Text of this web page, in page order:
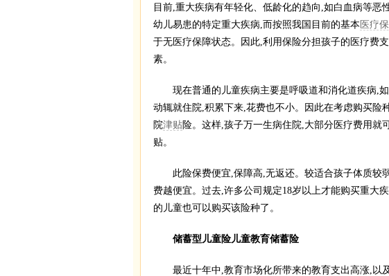
目前,重大疾病有年轻化、低龄化的趋向,如白血病等
幼儿易患的特定重大疾病,而按照我国目前的基本 医疗
于无医疗保障状态。因此,利用保险分担孩子的医疗费
素。
现在普通的儿童疾病主要是呼吸道和消化道疾病,如
动辄就住院,积累下来,花费也不小。因此在考虑购买险
院津贴险。这样,孩子万一生病住院,大部分医疗费用就
贴。
此险保费便宜,保障高,无返还。较适合孩子体质较
费越便宜。过去,许多公司规定18岁以上才能购买重大
的儿童也可以购买该险种了。
储蓄型儿童险儿童教育储蓄险
最近十年中,教育市场化所带来的教育支出高涨,以